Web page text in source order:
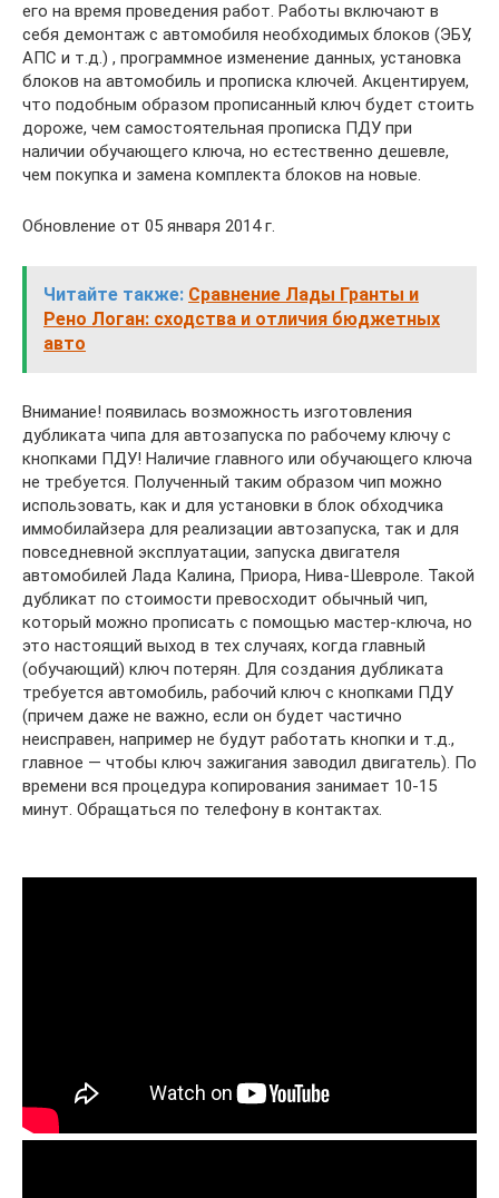
его на время проведения работ. Работы включают в
себя демонтаж с автомобиля необходимых блоков (ЭБУ,
АПС и т.д.) , программное изменение данных, установка
блоков на автомобиль и прописка ключей. Акцентируем,
что подобным образом прописанный ключ будет стоить
дороже, чем самостоятельная прописка ПДУ при
наличии обучающего ключа, но естественно дешевле,
чем покупка и замена комплекта блоков на новые.
Обновление от 05 января 2014 г.
Читайте также: Сравнение Лады Гранты и
Рено Логан: сходства и отличия бюджетных
авто
Внимание! появилась возможность изготовления
дубликата чипа для автозапуска по рабочему ключу с
кнопками ПДУ! Наличие главного или обучающего ключа
не требуется. Полученный таким образом чип можно
использовать, как и для установки в блок обходчика
иммобилайзера для реализации автозапуска, так и для
повседневной эксплуатации, запуска двигателя
автомобилей Лада Калина, Приора, Нива-Шевроле. Такой
дубликат по стоимости превосходит обычный чип,
который можно прописать с помощью мастер-ключа, но
это настоящий выход в тех случаях, когда главный
(обучающий) ключ потерян. Для создания дубликата
требуется автомобиль, рабочий ключ с кнопками ПДУ
(причем даже не важно, если он будет частично
неисправен, например не будут работать кнопки и т.д.,
главное — чтобы ключ зажигания заводил двигатель). По
времени вся процедура копирования занимает 10-15
минут. Обращаться по телефону в контактах.